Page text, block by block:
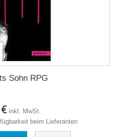
Sohn RPG
inkl. MwSt.
beim Lieferanten